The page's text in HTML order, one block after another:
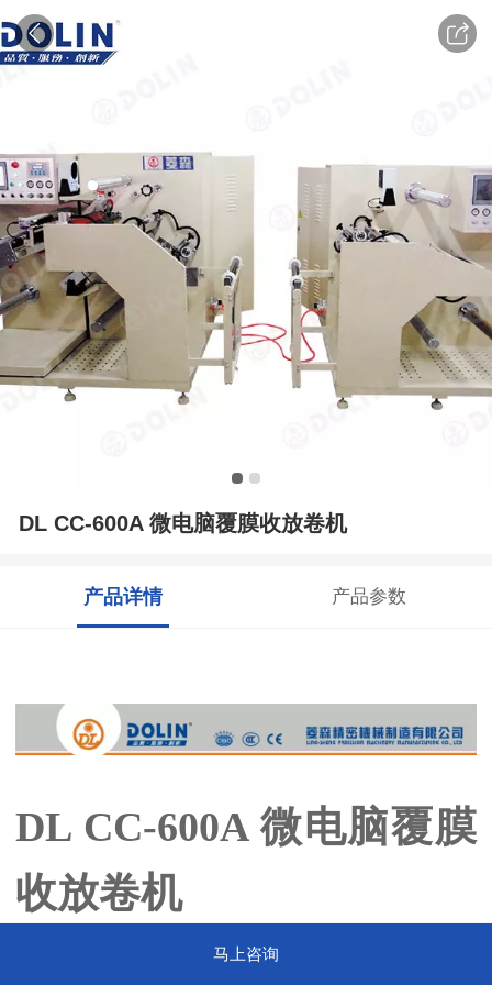
DL CC-600A 微电脑覆膜收放卷机
产品详情 产品参数
DL CC-600A 微电脑覆膜
收放卷机
马上咨询